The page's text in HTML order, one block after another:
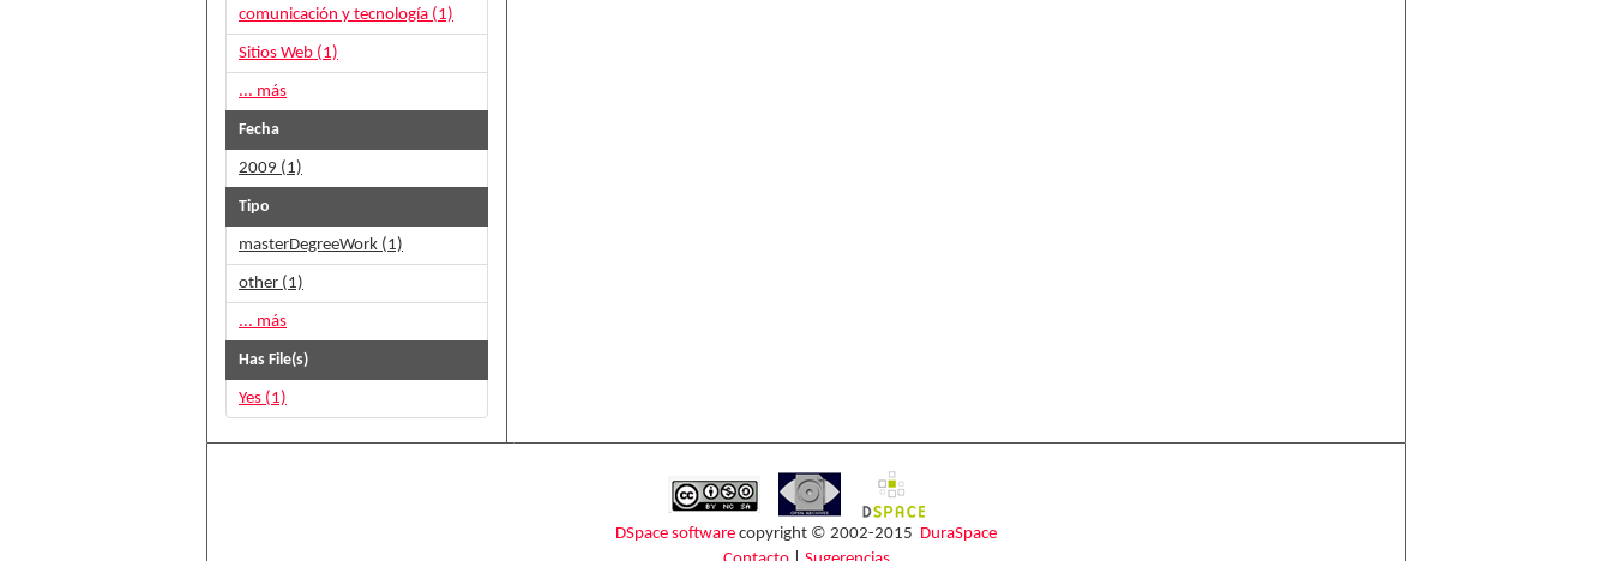
comunicación y tecnología (1)
Sitios Web (1)
... más
Fecha
2009 (1)
Tipo
masterDegreeWork (1)
other (1)
... más
Has File(s)
Yes (1)
DSpace software copyright © 2002-2015 DuraSpace